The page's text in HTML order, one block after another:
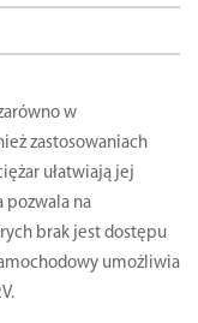
w
zastosowaniach
ułatwiają jej
pozwala na
brak jest dostępu
umożliwia